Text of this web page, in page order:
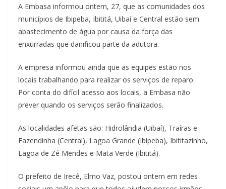
A Embasa informou ontem, 27, que as comunidades dos
municípios de Ibipeba, Ibititá, Uibaí e Central estão sem
abastecimento de água por causa da força das
enxurradas que danificou parte da adutora.
A empresa informou ainda que as equipes estão nos
locais trabalhando para realizar os serviços de reparo.
Por conta do difícil acesso aos locais, a Embasa não
prever quando os serviços serão finalizados.
As localidades afetas são: Hidrolândia (Uibaí), Traíras e
Fazendinha (Central), Lagoa Grande (Ibipeba), Ibititazinho,
Lagoa de Zé Mendes e Mata Verde (Ibititá).
O prefeito de Irecê, Elmo Vaz, postou ontem em redes